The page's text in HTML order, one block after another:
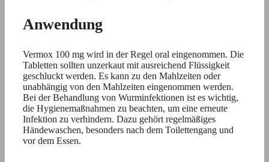
Anwendung
Vermox 100 mg wird in der Regel oral eingenommen. Die
Tabletten sollten unzerkaut mit ausreichend Flüssigkeit
geschluckt werden. Es kann zu den Mahlzeiten oder
unabhängig von den Mahlzeiten eingenommen werden.
Bei der Behandlung von Wurminfektionen ist es wichtig,
die Hygienemaßnahmen zu beachten, um eine erneute
Infektion zu verhindern. Dazu gehört regelmäßiges
Händewaschen, besonders nach dem Toilettengang und
vor dem Essen.